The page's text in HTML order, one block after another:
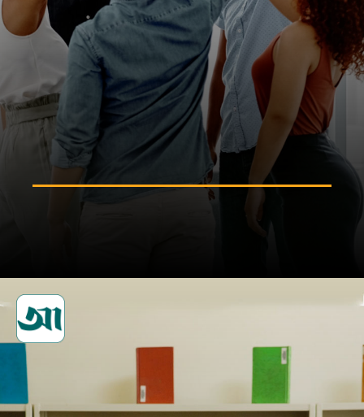
শক্তিশালী নেটওয়ার্ক তৈরি করুন